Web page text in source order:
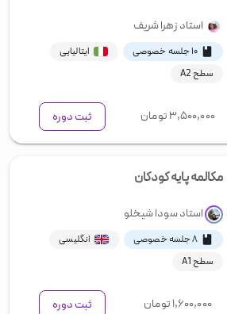
استادزهرا شریف
۱۰ جلسه خصوصی
ایتالیایی
سطح A2
۳,۵۰۰,۰۰۰تومان ثبت دوره
مکالمه پایه کودکان
استادسودا شیخلو
۸ جلسه خصوصی
انگلیسی
سطح A1
۱,۶۰۰,۰۰۰تومان ثبت دوره